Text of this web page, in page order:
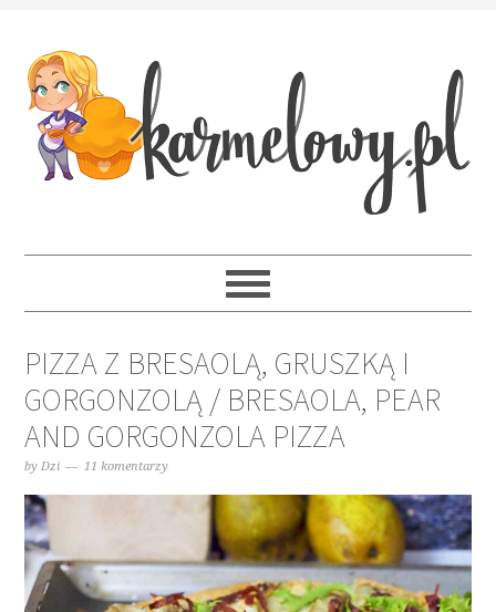
PIZZA Z BRESAOLĄ, GRUSZKĄ I
GORGONZOLĄ / BRESAOLA, PEAR
AND GORGONZOLA PIZZA
byDzi 11 komentarzy